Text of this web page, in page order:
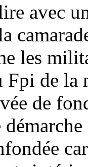
avec
les
Fpi de la
de